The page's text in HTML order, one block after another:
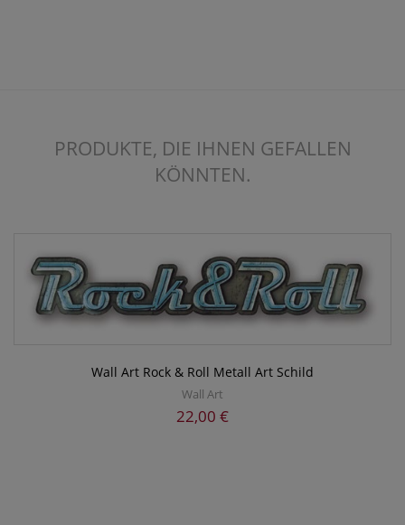
PRODUKTE, DIE IHNEN GEFALLEN
KÖNNTEN.
Wall Art Rock & Roll Metall Art Schild
Wall Art
22,00 €